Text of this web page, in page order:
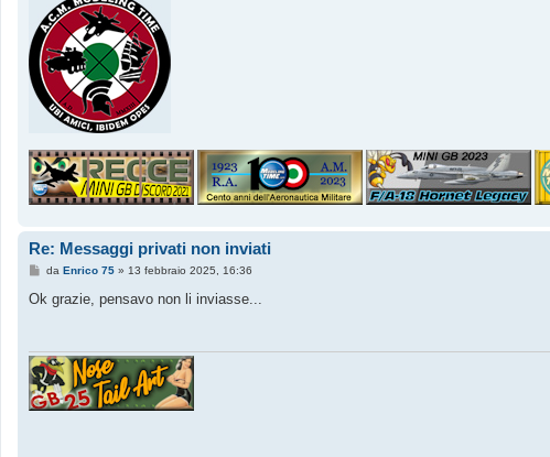
Re: Messaggi privati non inviati
M
s
i
o
da Enrico 75» 13 febbraio 2025, 16:36
Ok grazie, pensavo non li inviasse...